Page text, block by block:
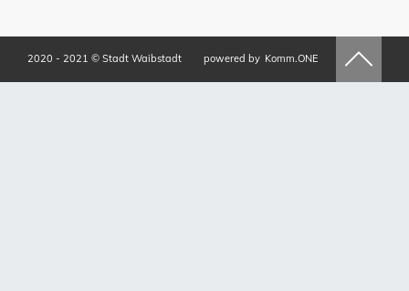
2020 - 2021 © Stadt Waibstadt powered by Komm.ONE